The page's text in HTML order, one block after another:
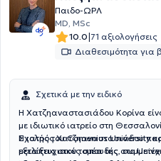
Παιδο-ΩΡΛ
MD, MSc
10.0|71 αξιολογήσεις
Διαθεσιμότητα για
Σχετικά με την ειδικό
Η Χατζηαναστασιάδου Κορίνα
με ιδιωτικό ιατρείο στη
Σχολής του Comenius University
μεταπτυχιακές σπουδές στο
Η ιατρός Χατζηαναστασιάδου
εξελίξεις στον τομέα της,